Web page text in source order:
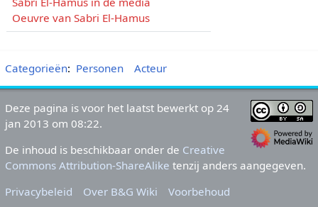
Oeuvre van Sabri El-Hamus
Categorieën: Personen Acteur
Deze pagina is voor het laatst bewerkt op 24
jan 2013 om 08:22.
De inhoud is beschikbaar onder de Creative
Commons Attribution-ShareAlike tenzij anders aangegeven.
Privacybeleid
Over B&G Wiki Voorbehoud